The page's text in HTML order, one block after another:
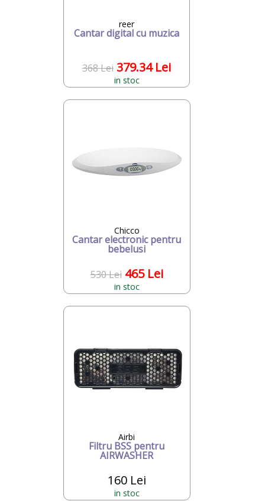
reer
Cantar digital cu muzica
368 Lei 379.34 Lei
in stoc
Chicco
Cantar electronic pentru
bebelusi
530 Lei 465 Lei
in stoc
Airbi
Filtru BSS pentru
AIRWASHER
160 Lei
in stoc